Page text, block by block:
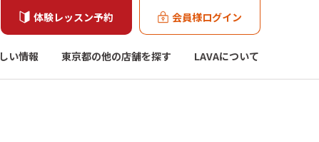
体験レッスン予約 会員様ログイン
い情報 東京都の他の店舗を探す LAVAについて